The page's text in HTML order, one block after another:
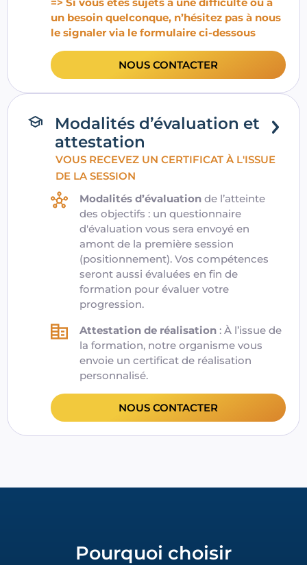
=> Si vous êtes sujets à une difficulté ou à
un besoin quelconque, n’hésitez pas à nous
le signaler via le formulaire ci-dessous
NOUS CONTACTER
Modalités d’évaluation et
attestation
VOUS RECEVEZ UN CERTIFICAT À L'ISSUE
DE LA SESSION
Modalités d’évaluation de l’atteinte
des objectifs : un questionnaire
d'évaluation vous sera envoyé en
amont de la première session
(positionnement). Vos compétences
seront aussi évaluées en fin de
formation pour évaluer votre
progression.
Attestation de réalisation : À l’issue de
la formation, notre organismevous
envoie un certificat de réalisation
personnalisé.
NOUS CONTACTER
Pourquoi choisir